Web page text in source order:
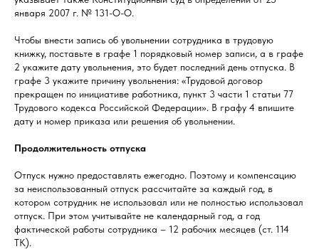
января 2007 г. № 131-О-О.
Чтобы внести запись об увольнении сотрудника в трудовую
книжку, поставьте в графе 1 порядковый номер записи, а в графе
2 укажите дату увольнения, это будет последний день отпуска. В
графе 3 укажите причину увольнения: «Трудовой договор
прекращен по инициативе работника, пункт 3 части 1 статьи 77
Трудового кодекса Российской Федерации». В графу 4 впишите
дату и номер приказа или решения об увольнении.
Продолжительность отпуска
Отпуск нужно предоставлять ежегодно. Поэтому и компенсацию
за неиспользованный отпуск рассчитайте за каждый год, в
котором сотрудник не использовал или не полностью использовал
отпуск. При этом учитывайте не календарный год, а год
фактической работы сотрудника – 12 рабочих месяцев (ст. 114
ТК).